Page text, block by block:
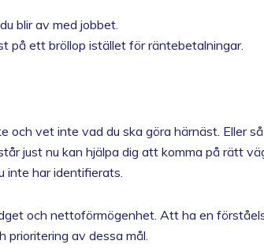
blir av med jobbet.
på ett bröllop istället för räntebetalningar.
och vet inte vad du ska göra härnäst. Eller så
just nu kan hjälpa dig att komma på rätt
inte har identifierats.
och nettoförmögenhet. Att ha en
av dessa mål.